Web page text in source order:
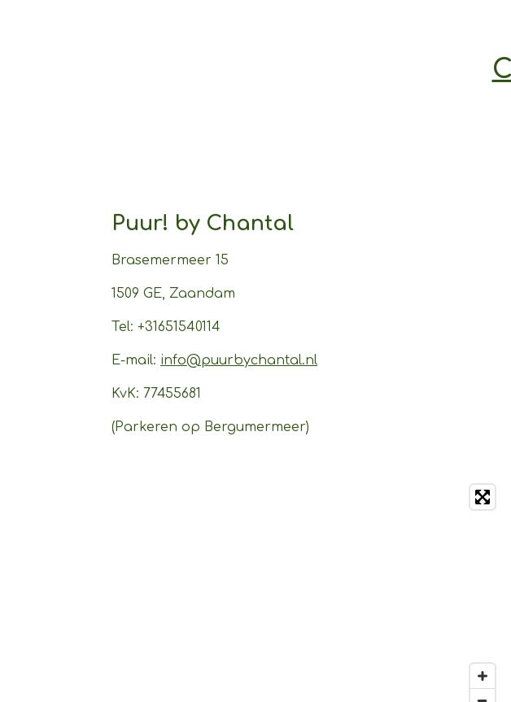
Puur! by Chantal
Brasemermeer 15
1509 GE, Zaandam
Tel: +31651540114
E-mail: info@puurbychantal.nl
KvK: 77455681
(Parkeren op Bergumermeer)